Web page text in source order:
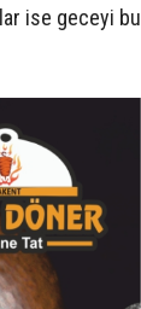
ise geceyi bu